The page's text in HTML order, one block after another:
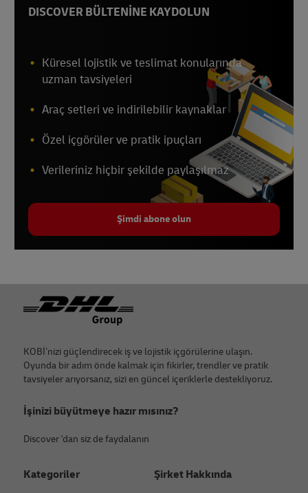
DISCOVER BÜLTENİNE KAYDOLUN
Küresel lojistik ve teslimat konularında
uzman tavsiyeleri
Araç setleri ve indirilebilir kaynaklar
Özel içgörüler ve pratik ipuçları
Verileriniz hiçbir şekilde paylaşılmaz
Şimdi abone olun
Footer
KOBİ’nizi güçlendirecek iş ve lojistik içgörülerine ulaşın.
Oyunda bir adım önde kalmak için fikirler, trendler ve pratik
tavsiyeler arıyorsanız, sizi en güncel içeriklerle destekliyoruz.
İşinizi büyütmeye hazır mısınız?
Discover 'dan siz de faydalanın
Kategoriler Şirket Hakkında